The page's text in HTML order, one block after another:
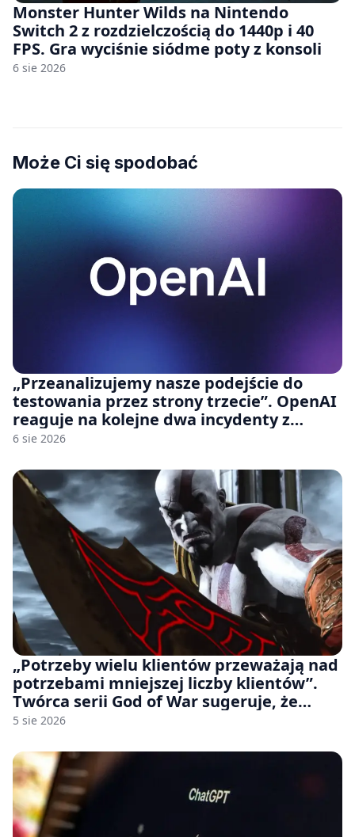
Monster Hunter Wilds na Nintendo
Switch 2 z rozdzielczością do 1440p i 40
FPS. Gra wyciśnie siódme poty z konsoli
6 sie 2026
Może Ci się spodobać
„Przeanalizujemy nasze podejście do
testowania przez strony trzecie”. OpenAI
reaguje na kolejne dwa incydenty z
udziałem autorskich modeli
6 sie 2026
„Potrzeby wielu klientów przeważają nad
potrzebami mniejszej liczby klientów”.
Twórca serii God of War sugeruje, że
rozumie, dlaczego Sony rezygnuje z gier
5 sie 2026